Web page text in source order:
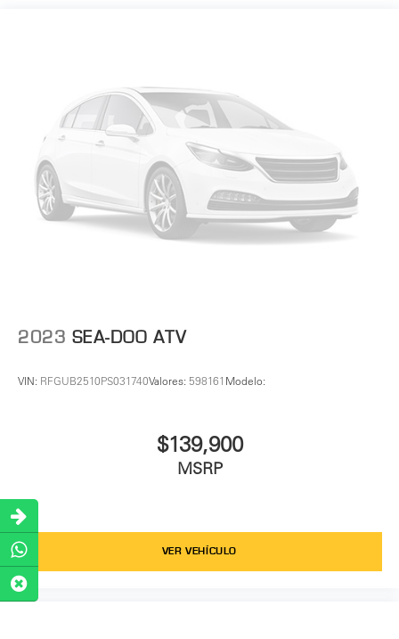
2023 SEA-DOO ATV
VIN: RFGUB2510PS031740Valores: 598161 Modelo:
$139,900
MSRP
VER VEHÍCULO